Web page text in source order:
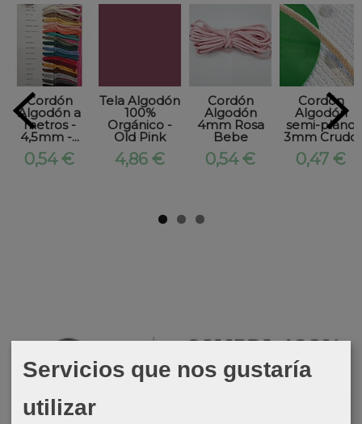
Cordón
Algodón a
metros -
4,5mm -...
0,54 €
Tela Algodón
100%
Orgánico -
Old Pink
4,86 €
Cordón
Algodón
4mm Rosa
Bebe
0,54 €
Cordón
Algodón
semi-plano
3mm Crudo
0,47 €
Servicios que nos gustaría
utilizar